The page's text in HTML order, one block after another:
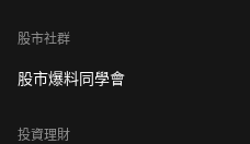
股市社群
股市爆料同學會
投資理財